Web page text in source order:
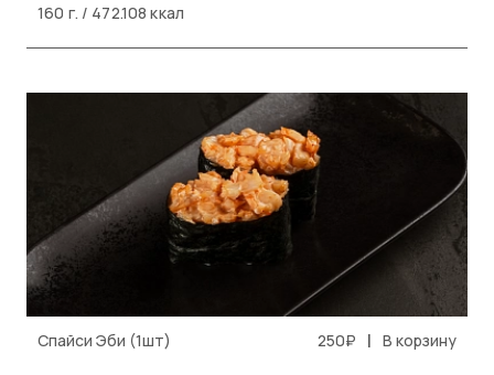
160 г. / 472.108 ккал
Спайси Эби (1шт) 250₽ | В корзину